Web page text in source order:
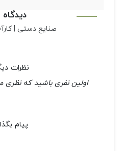
صنایع دستی |
نظرات
اولین نفری باشید که
پیام